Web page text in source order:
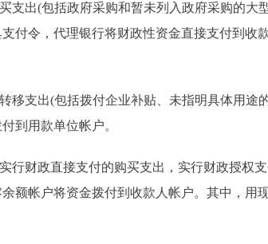
出(包括政府采购和暂未列入政府采购的大
付令，代理银行将财政性资金直接支付到收
支出(包括拨付企业补贴、未指明具体用途
到用款单位帐户。
财政直接支付的购买支出，实行财政授权
额帐户将资金拨付到收款人帐户。其中，